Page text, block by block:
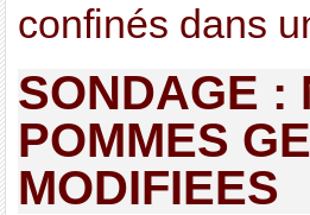
confinés dans
SONDAGE :
POMMES
MODIFIEES